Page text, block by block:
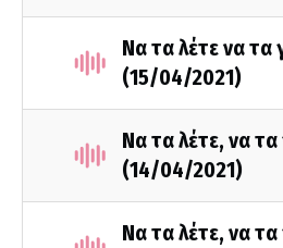
Να τα λέτε να τα
(15/04/2021)
Να τα λέτε, να
(14/04/2021)
Να τα λέτε, να